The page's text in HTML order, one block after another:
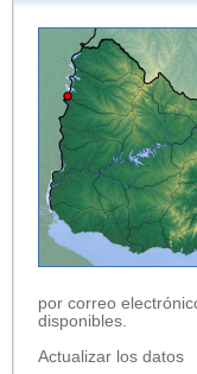
por correo
disponibles.
Actualizar los datos